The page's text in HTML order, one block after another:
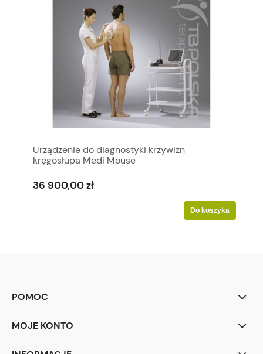
Urządzenie do diagnostyki krzywizn
kręgosłupa Medi Mouse
36 900,00 zł
Do koszyka
POMOC
MOJE KONTO